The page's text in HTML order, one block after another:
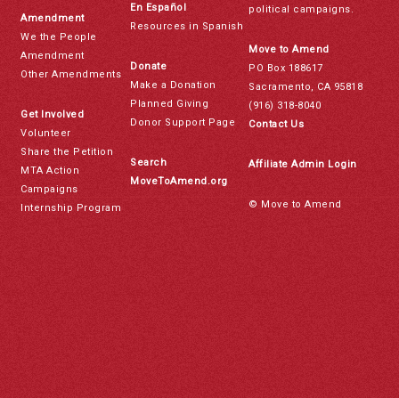
Amendment
We the People
Amendment
Other Amendments
Get Involved
Volunteer
Share the Petition
MTA Action
Campaigns
Internship Program
En Español
Resources in Spanish
Donate
Make a Donation
Planned Giving
Donor Support Page
Search
MoveToAmend.org
political campaigns.
Move to Amend
PO Box 188617
Sacramento, CA 95818
(916) 318-8040
Contact Us
Affiliate Admin Login
© Move to Amend